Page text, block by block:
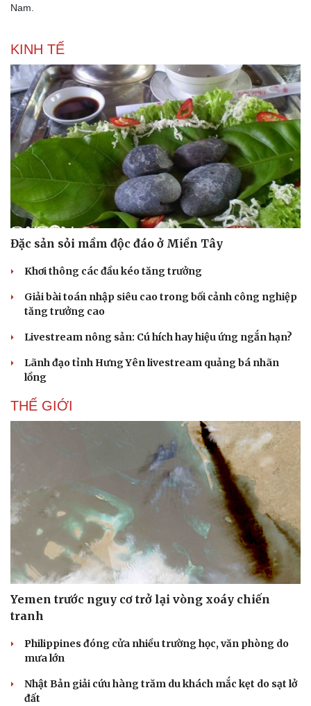
Thế giới thể thao
Doanh nghiệp
Nam.
KINH TẾ
Đặc sản sỏi mầm độc đáo ở Miền Tây
Khơi thông các đầu kéo tăng trưởng
Giải bài toán nhập siêu cao trong bối cảnh công nghiệp
tăng trưởng cao
Livestream nông sản: Cú hích hay hiệu ứng ngắn hạn?
Lãnh đạo tỉnh Hưng Yên livestream quảng bá nhãn
lồng
THẾ GIỚI
Yemen trước nguy cơ trở lại vòng xoáy chiến
tranh
Philippines đóng cửa nhiều trường học, văn phòng do
mưa lớn
Nhật Bản giải cứu hàng trăm du khách mắc kẹt do sạt lở
đất